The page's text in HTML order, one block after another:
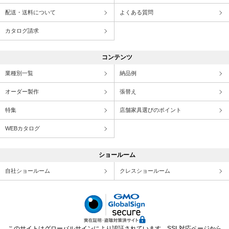
配送・送料について よくある質問
カタログ請求
コンテンツ
業種別一覧 納品例
オーダー製作 張替え
特集 店舗家具選びのポイント
WEBカタログ
ショールーム
自社ショールーム クレスショールーム